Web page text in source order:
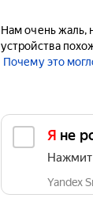
Нам очень жаль,
устройства
Почему это
Я не
Yandex